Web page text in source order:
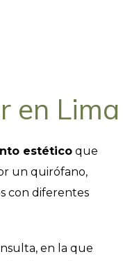
en Lima
estético que
un quirófano,
con diferentes
en la que